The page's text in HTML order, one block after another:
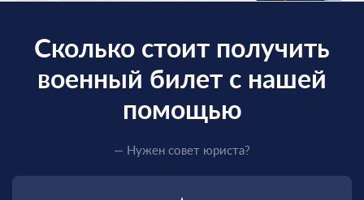
Сколько стоит получить
военный билет с нашей
помощью
— Нужен совет юриста?